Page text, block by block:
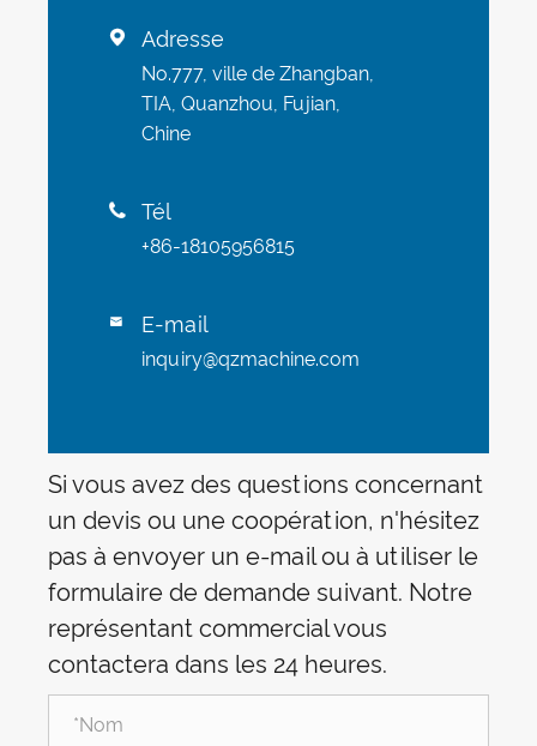
 Adresse
No.777, ville de Zhangban,
TIA, Quanzhou, Fujian,
Chine
 Tél
+86-18105956815
 E-mail
inquiry@qzmachine.com
Si vous avez des questions concernant
un devis ou une coopération, n'hésitez
pas à envoyer un e-mail ou à utiliser le
formulaire de demande suivant. Notre
représentant commercial vous
contactera dans les 24 heures.